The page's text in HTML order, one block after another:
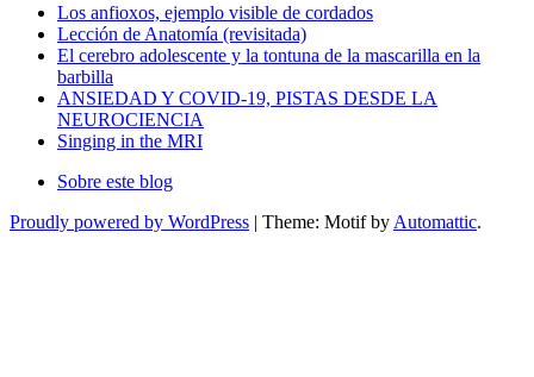
Los anfioxos, ejemplo visible de cordados
Lección de Anatomía (revisitada)
El cerebro adolescente y la tontuna de la mascarilla en la
barbilla
ANSIEDAD Y COVID-19, PISTAS DESDE LA
NEUROCIENCIA
Singing in the MRI
Sobre este blog
Proudly powered by WordPress | Theme: Motif by Automattic.